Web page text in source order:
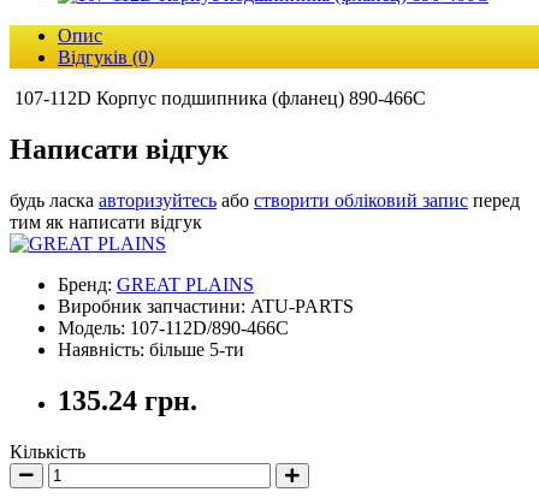
Опис
Відгуків (0)
107-112D Корпус подшипника (фланец) 890-466C
Написати відгук
будь ласка авторизуйтесь або створити обліковий запис перед
тим як написати відгук
Бренд: GREAT PLAINS
Виробник запчастини: ATU-PARTS
Модель: 107-112D/890-466C
Наявність: більше 5-ти
135.24 грн.
Кількість